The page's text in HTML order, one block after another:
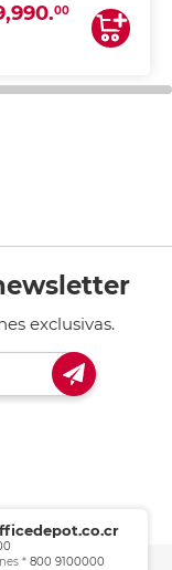
00
exclusivas.
*800 9100000